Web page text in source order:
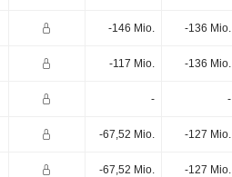
-146 Mio. -136 Mio.
-117 Mio. -136 Mio.
- -
-67,52 Mio. -127 Mio.
-67,52 Mio. -127 Mio.